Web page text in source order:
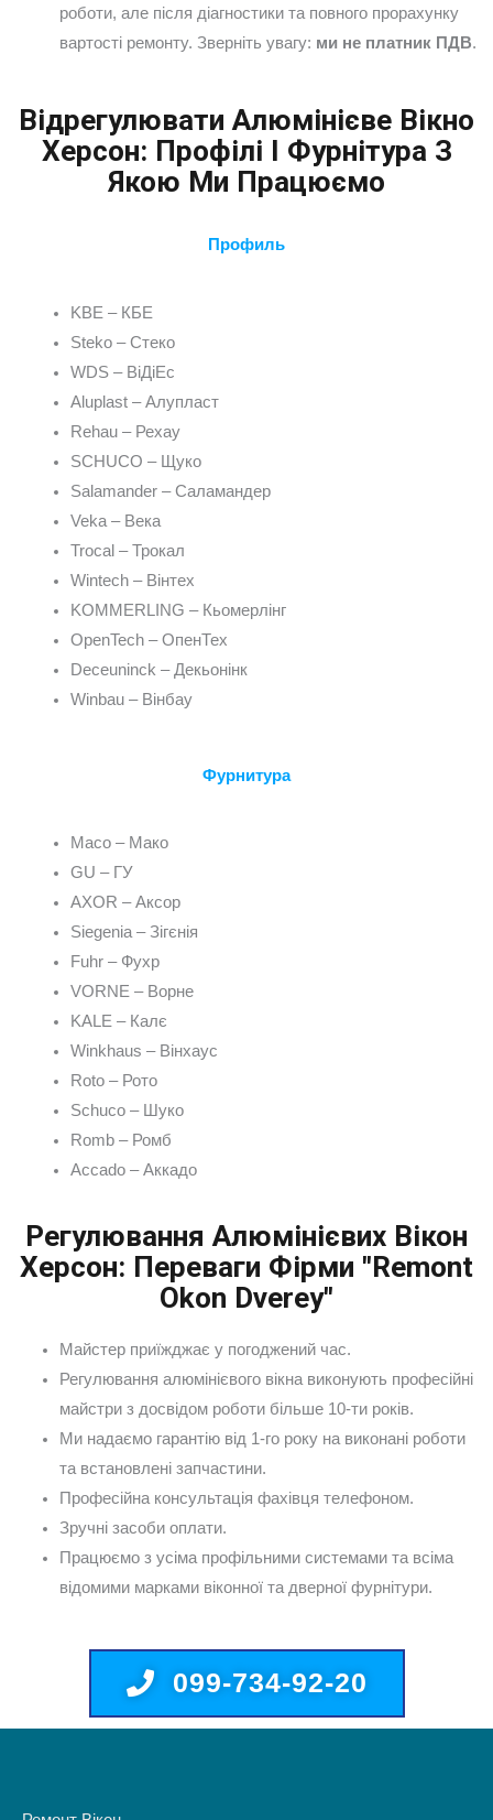
роботи, але після діагностики та повного прорахунку
вартості ремонту. Зверніть увагу: ми не платник ПДВ.
Відрегулювати Алюмінієве Вікно
Херсон: Профілі І Фурнітура З
Якою Ми Працюємо
Профиль
KBE – КБЕ
Steko – Стеко
WDS – ВіДіЕс
Aluplast – Алупласт
Rehau – Рехау
SCHUCO – Щуко
Salamander – Саламандер
Veka – Века
Trocal – Трокал
Wintech – Вінтех
KOMMERLING – Кьомерлінг
OpenTech – ОпенТех
Deceuninck – Декьонінк
Winbau – Вінбау
Фурнитура
Maco – Мако
GU – ГУ
AXOR – Аксор
Siegenia – Зігєнія
Fuhr – Фухр
VORNE – Ворне
KALE – Калє
Winkhaus – Вінхаус
Roto – Рото
Schuco – Шуко
Romb – Ромб
Accado – Аккадо
Регулювання Алюмінієвих Вікон
Херсон: Переваги Фірми "Remont
Okon Dverey"
Майстер приїжджає у погоджений час.
Регулювання алюмінієвого вікна виконують професійні
майстри з досвідом роботи більше 10-ти років.
Ми надаємо гарантію від 1-го року на виконані роботи
та встановлені запчастини.
Професійна консультація фахівця телефоном.
Зручні засоби оплати.
Працюємо з усіма профільними системами та всіма
відомими марками віконної та дверної фурнітури.
099-734-92-20